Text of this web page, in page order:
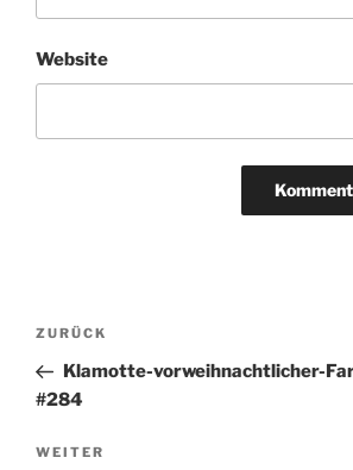
Website
Beitragsnavigation
Vorheriger
Beitrag
ZURÜCK
Klamotte-vorweihnachtlicher-
#284
Nächster
WEITER